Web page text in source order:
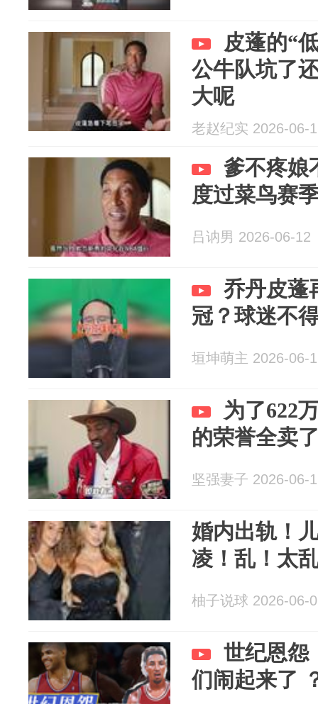
皮蓬的“
公牛队坑了
大呢
老赵纪实 2026-06-
爹不疼娘
度过菜鸟赛
吕讷男 2026-06-12
乔丹皮蓬
冠？球迷不
垣坤萌主 2026-06-
为了622
的荣誉全卖
坚强妻子 2026-06-
婚内出轨！
凌！乱！太
柚子说球 2026-06-
世纪恩怨
们闹起来了